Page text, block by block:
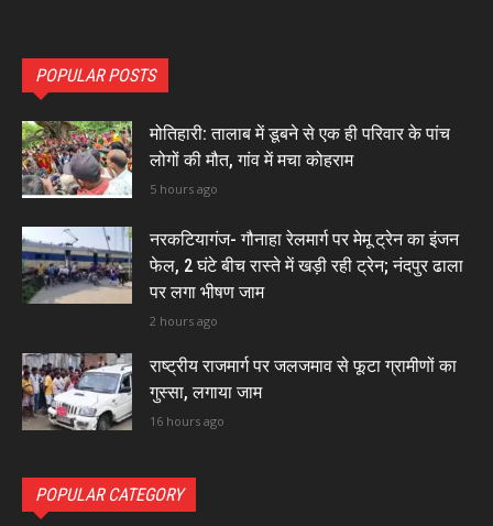
POPULAR POSTS
मोतिहारी: तालाब में डूबने से एक ही परिवार के पांच
लोगों की मौत, गांव में मचा कोहराम
5 hours ago
नरकटियागंज- गौनाहा रेलमार्ग पर मेमू ट्रेन का इंजन
फेल, 2 घंटे बीच रास्ते में खड़ी रही ट्रेन; नंदपुर ढाला
पर लगा भीषण जाम
2 hours ago
राष्ट्रीय राजमार्ग पर जलजमाव से फूटा ग्रामीणों का
गुस्सा, लगाया जाम
16 hours ago
POPULAR CATEGORY